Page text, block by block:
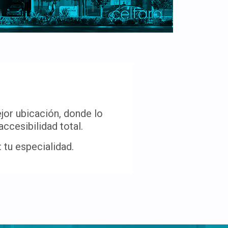
ubicación, donde lo
total.
especialidad.